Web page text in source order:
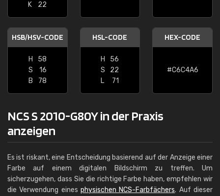
K
22
HSB/HSV-CODE
H
58
S
16
B
78
HSL-CODE
H
56
S
22
L
71
HEX-CODE
#C6C4A6
NCS S 2010-G80Y in der Praxis
anzeigen
Es ist riskant, eine Entscheidung basierend auf der Anzeige einer
Farbe auf einem digitalen Bildschirm zu treffen. Um
sicherzugehen, dass Sie die richtige Farbe haben, empfehlen wir
die Verwendung eines physischen NCS-Farbfächers. Auf dieser